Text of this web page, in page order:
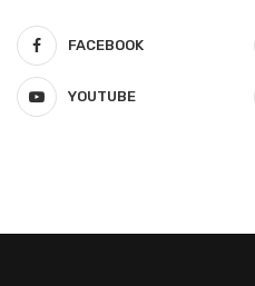
FACEBOOK
YOUTUBE